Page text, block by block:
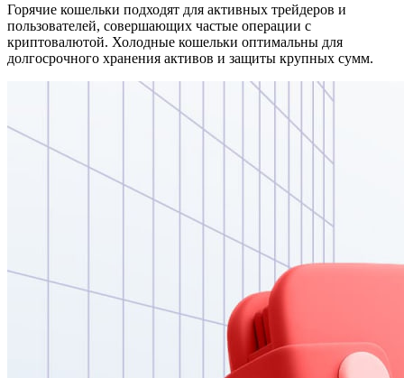
Горячие кошельки подходят для активных трейдеров и
пользователей, совершающих частые операции с
криптовалютой. Холодные кошельки оптимальны для
долгосрочного хранения активов и защиты крупных сумм.